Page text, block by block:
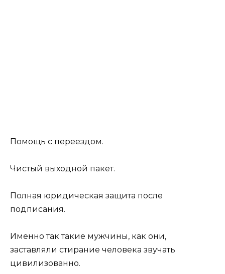
Помощь с переездом.
Чистый выходной пакет.
Полная юридическая защита после
подписания.
Именно так такие мужчины, как они,
заставляли стирание человека звучать
цивилизованно.